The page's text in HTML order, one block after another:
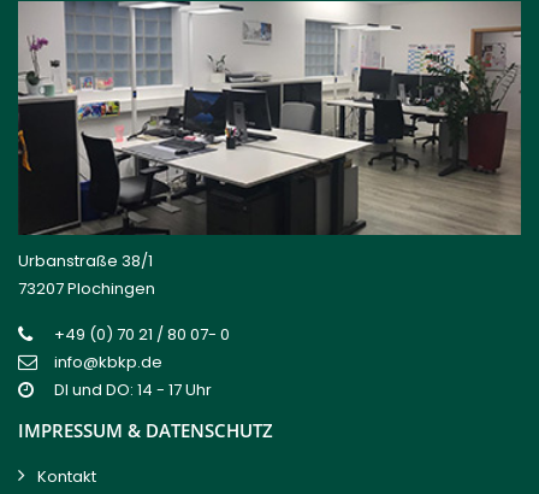
Urbanstraße 38/1
73207 Plochingen
+49 (0) 70 21 / 80 07- 0
info@kbkp.de
DI und DO: 14 - 17 Uhr
IMPRESSUM & DATENSCHUTZ
Kontakt